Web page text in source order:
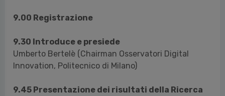
9.00 Registrazione
9.30 Introduce e presiede
Umberto Bertelè (Chairman Osservatori Digital
Innovation, Politecnico di Milano)
9.45 Presentazione dei risultati della Ricerca